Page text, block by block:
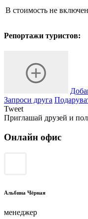
В стоимость не
Репортажи туристов:
Запроси друга
Tweet
Приглашай друзей и
Онлайн офис
Альбина Чёрная
менеджер